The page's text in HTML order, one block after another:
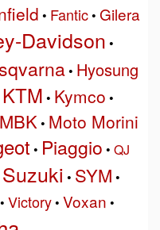
• Fantic• Gilera
Davidson •
• Hyosung
KTM • Kymco •
MBK• Moto Morini
• Piaggio • QJ
Suzuki • SYM •
Victory• Voxan •